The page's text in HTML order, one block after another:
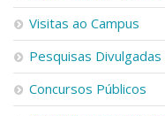
Visitas ao Campus
Pesquisas Divulgadas
Concursos Públicos